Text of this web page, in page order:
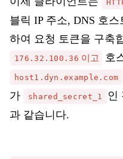
블릭 IP 주소, DNS 호
하여 요청 토큰을 구축
176.32.100.36 이고 호
host1.dyn.example.com
가
shared_secret_1
인
과 같습니다.